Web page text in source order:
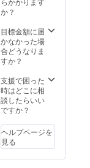
か？
目標金額に届
かなかった場
合どうなりま
すか？
支援で困った
時はどこに相
談したらいい
ですか？
ヘルプページを
見る